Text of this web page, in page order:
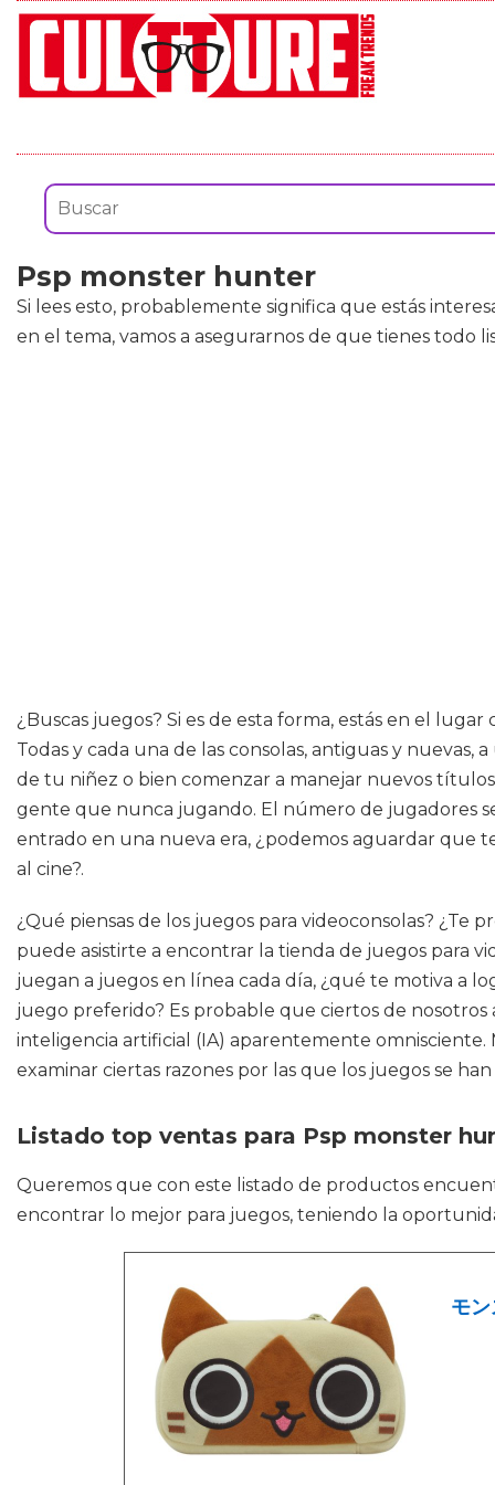
Psp monster hunter
Si lees esto, probablemente significa que estás
en el tema, vamos a asegurarnos de que tienes todo
¿Buscas juegos? Si es de esta forma, estás en el
Todas y cada una de las consolas, antiguas y nuevas,
de tu niñez o bien comenzar a manejar nuevos
gente que nunca jugando. El número de jugadores
entrado en una nueva era, ¿podemos aguardar que
al cine?.
¿Qué piensas de los juegos para videoconsolas? ¿Te
puede asistirte a encontrar la tienda de juegos para
juegan a juegos en línea cada día, ¿qué te motiva a
juego preferido? Es probable que ciertos de
inteligencia artificial (IA) aparentemente
examinar ciertas razones por las que los juegos se
Listado top ventas para Psp monster
Queremos que con este listado de productos
encontrar lo mejor para juegos, teniendo la
モ